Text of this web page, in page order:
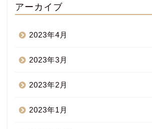
アーカイブ
2023年4月
2023年3月
2023年2月
2023年1月